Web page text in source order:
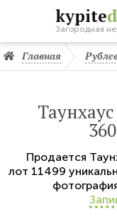
kypite
Загородная
Главная
Продается
лот 11499